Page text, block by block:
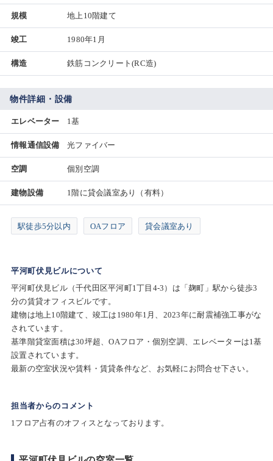
規模 地上10階建て
竣工 1980年1月
構造 鉄筋コンクリート(RC造)
物件詳細・設備
エレベーター 1基
情報通信設備 光ファイバー
空調 個別空調
建物設備 1階に貸会議室あり（有料）
駅徒歩5分以内 OAフロア 貸会議室あり
平河町伏見ビルについて
平河町伏見ビル（千代田区平河町1丁目4-3）は「麹町」駅から徒歩3
分の賃貸オフィスビルです。
建物は地上10階建て、竣工は1980年1月、2023年に耐震補強工事がな
されています。
基準階貸室面積は30坪超、OAフロア・個別空調、エレベーターは1基
設置されています。
最新の空室状況や賃料・賃貸条件など、お気軽にお問合せ下さい。
担当者からのコメント
1フロア占有のオフィスとなっております。